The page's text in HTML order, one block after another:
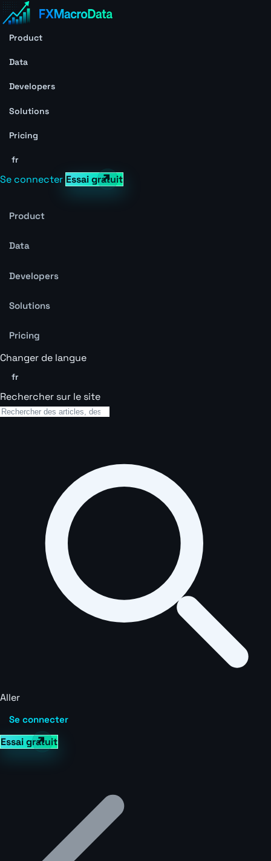
Product
Data
Developers
Solutions
Pricing
fr
Se connecter Essai gratuit
Product
Data
Developers
Solutions
Pricing
Changer de langue
fr
Rechercher sur le site
Aller
Se connecter
Essai gratuit